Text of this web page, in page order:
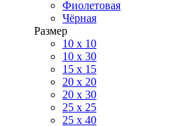
Фиолетовая
Чёрная
Размер
10 х 10
10 x 30
15 x 15
20 х 20
20 x 30
25 x 25
25 x 40